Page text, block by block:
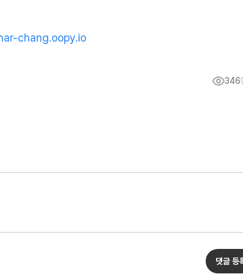
chang.oopy.io
346
댓글 등